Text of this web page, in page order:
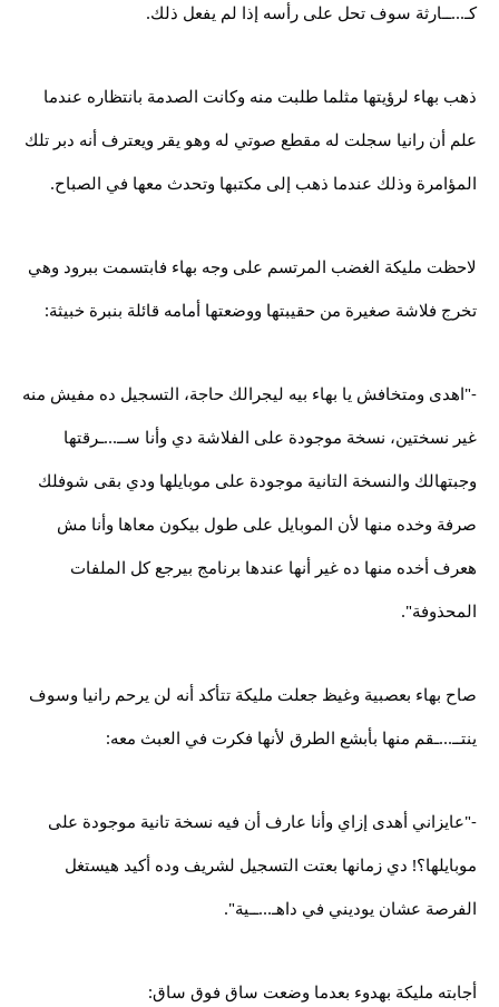
كـ...ــارثة سوف تحل على رأسه إذا لم يفعل ذلك.
ذهب بهاء لرؤيتها مثلما طلبت منه وكانت الصدمة بانتظاره عندما
علم أن رانيا سجلت له مقطع صوتي له وهو يقر ويعترف أنه دبر تلك
المؤامرة وذلك عندما ذهب إلى مكتبها وتحدث معها في الصباح.
لاحظت مليكة الغضب المرتسم على وجه بهاء فابتسمت ببرود وهي
تخرج فلاشة صغيرة من حقيبتها ووضعتها أمامه قائلة بنبرة خبيثة:
-"اهدى ومتخافش يا بهاء بيه ليجرالك حاجة، التسجيل ده مفيش منه
غير نسختين، نسخة موجودة على الفلاشة دي وأنا ســ...ـرقتها
وجبتهالك والنسخة التانية موجودة على موبايلها ودي بقى شوفلك
صرفة وخده منها لأن الموبايل على طول بيكون معاها وأنا مش
هعرف أخده منها ده غير أنها عندها برنامج بيرجع كل الملفات
المحذوفة".
صاح بهاء بعصبية وغيظ جعلت مليكة تتأكد أنه لن يرحم رانيا وسوف
ينتــ...ـقم منها بأبشع الطرق لأنها فكرت في العبث معه:
-"عايزاني أهدى إزاي وأنا عارف أن فيه نسخة تانية موجودة على
موبايلها؟! دي زمانها بعتت التسجيل لشريف وده أكيد هيستغل
الفرصة عشان يوديني في داهـ...ــية".
أجابته مليكة بهدوء بعدما وضعت ساق فوق ساق: